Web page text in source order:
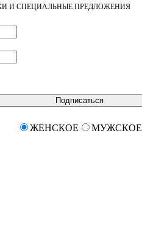
И СПЕЦИАЛЬНЫЕ ПРЕДЛОЖЕНИЯ
Подписаться
ЖЕНСКОЕ МУЖСКОЕ